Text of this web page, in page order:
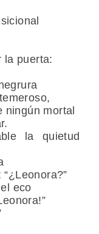
la puerta:
ningún mortal
la quietud
eco